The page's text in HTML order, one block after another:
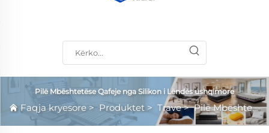
Pilë Mbështetëse Qafeje nga Silikon i Lëndës ushqimore
Faqja kryesore> Produktet > Trave>Pilë Mbështetëse Qafeje nga Silikon i Lëndës ushqimore